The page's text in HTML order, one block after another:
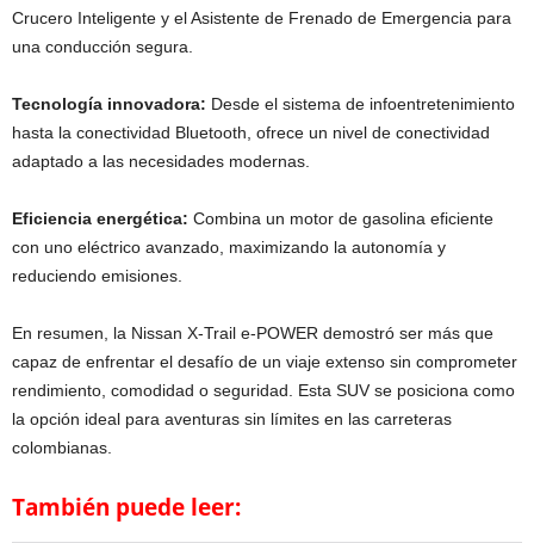
Crucero Inteligente y el Asistente de Frenado de Emergencia para
una conducción segura.
Tecnología innovadora: Desde el sistema de infoentretenimiento
hasta la conectividad Bluetooth, ofrece un nivel de conectividad
adaptado a las necesidades modernas.
Eficiencia energética: Combina un motor de gasolina eficiente
con uno eléctrico avanzado, maximizando la autonomía y
reduciendo emisiones.
En resumen, la Nissan X-Trail e-POWER demostró ser más que
capaz de enfrentar el desafío de un viaje extenso sin comprometer
rendimiento, comodidad o seguridad. Esta SUV se posiciona como
la opción ideal para aventuras sin límites en las carreteras
colombianas.
También puede leer: